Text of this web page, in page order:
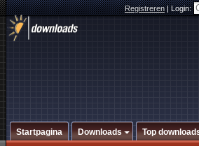
Registreren|Login:
Startpagina Downloads Top